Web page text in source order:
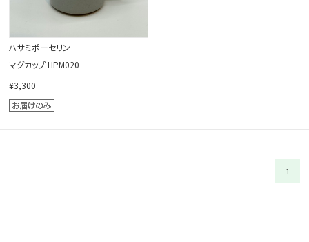
ハサミポーセリン
マグカップ HPM020
¥3,300
1